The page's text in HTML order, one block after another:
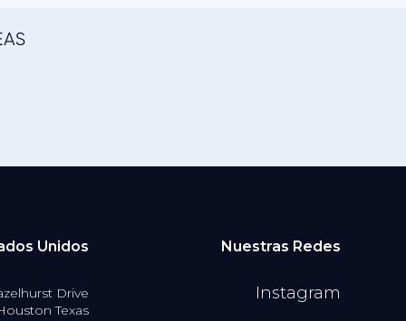
Unidos
Drive
Texas
Nuestras Redes
Instagram